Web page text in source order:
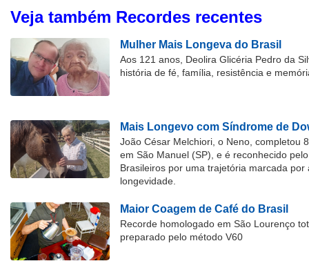
Veja também Recordes recentes
Mulher Mais Longeva do Brasil
Aos 121 anos, Deolira Glicéria Pedro da
história de fé, família, resistência e
Mais Longevo com Síndrome de
João César Melchiori, o Neno, completou
em São Manuel (SP), e é reconhecido
Brasileiros por uma trajetória marcada por
longevidade.
Maior Coagem de Café do Brasil
Recorde homologado em São Lourenço
preparado pelo método V60